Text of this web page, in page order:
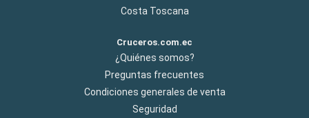
Costa Toscana
Cruceros.com.ec
¿Quiénes somos?
Preguntas frecuentes
Condiciones generales de venta
Seguridad